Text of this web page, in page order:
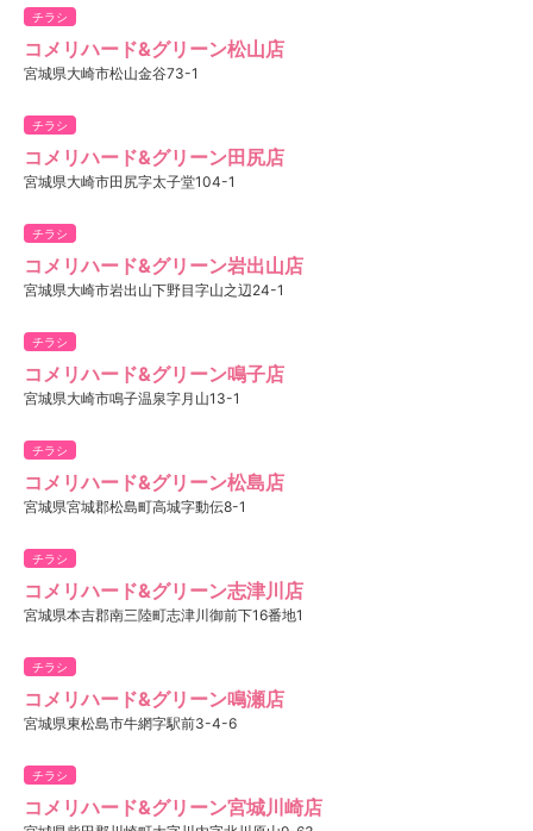
チラシ
コメリハード&グリーン松山店
宮城県大崎市松山金谷73-1
チラシ
コメリハード&グリーン田尻店
宮城県大崎市田尻字太子堂104-1
チラシ
コメリハード&グリーン岩出山店
宮城県大崎市岩出山下野目字山之辺24-1
チラシ
コメリハード&グリーン鳴子店
宮城県大崎市鳴子温泉字月山13-1
チラシ
コメリハード&グリーン松島店
宮城県宮城郡松島町高城字動伝8-1
チラシ
コメリハード&グリーン志津川店
宮城県本吉郡南三陸町志津川御前下16番地1
チラシ
コメリハード&グリーン鳴瀬店
宮城県東松島市牛網字駅前3-4-6
チラシ
コメリハード&グリーン宮城川崎店